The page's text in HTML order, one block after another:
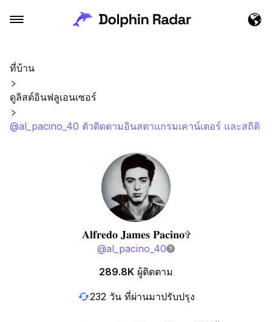
ที่บ้าน
ดูลิสต์อินฟลูเอนเซอร์
@al_pacino_40 ตัวติดตามอินสตาแกรมเคาน์เตอร์ และสถิติ
𝐀𝐥𝐟𝐫𝐞𝐝𝐨 𝐉𝐚𝐦𝐞𝐬 𝐏𝐚𝐜𝐢𝐧𝐨✞
@al_pacino_40
289.8K ผู้ติดตาม
232 วัน ที่ผ่านมาปรับปรุง